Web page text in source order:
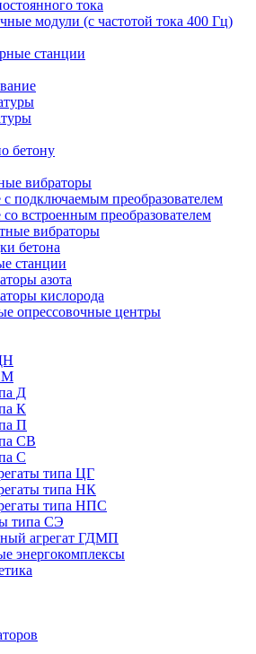
тока
модули (с частотой тока 400 Гц)
станции
бетону
вибраторы
подключаемым преобразователем
встроенным преобразователем
вибраторы
бетона
станции
азота
кислорода
опрессовочные центры
Д
К
П
СВ
С
типа ЦГ
типа НК
типа НПС
типа СЭ
агрегат ГДМП
энергокомплексы